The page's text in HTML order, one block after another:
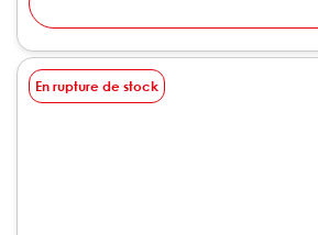
En rupture de stock